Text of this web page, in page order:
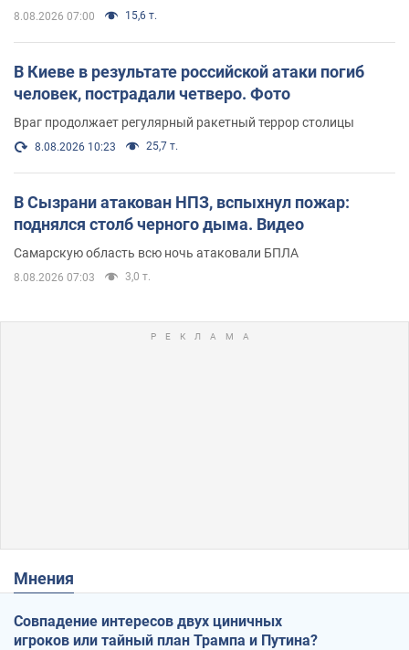
8.08.2026 07:00 15,6 т.
В Киеве в результате российской атаки погиб
человек, пострадали четверо. Фото
Враг продолжает регулярный ракетный террор столицы
8.08.2026 10:23 25,7 т.
В Сызрани атакован НПЗ, вспыхнул пожар:
поднялся столб черного дыма. Видео
Самарскую область всю ночь атаковали БПЛА
8.08.2026 07:03 3,0 т.
Мнения
Совпадение интересов двух циничных
игроков или тайный план Трампа и Путина?